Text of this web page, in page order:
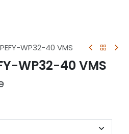
WP32-40 VMS
WP32-40 VMS